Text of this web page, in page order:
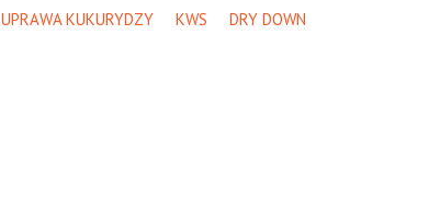
UPRAWA KUKURYDZY KWS
DRY DOWN